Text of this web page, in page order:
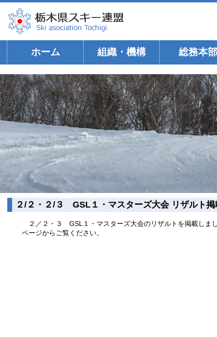
ホーム 組織・機構 総務本部
２/２・２/３ GSL１・マスターズ大会 リザルト掲
２／２・３ GSL１・マスターズ大会のリザルトを掲載し
ページからご覧ください。